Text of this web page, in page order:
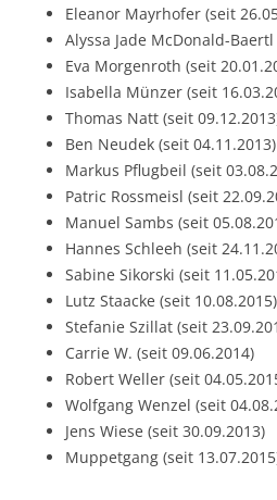
Eleanor Mayrhofer (seit
Alyssa Jade McDonald-
Eva Morgenroth (seit
Isabella Münzer (seit
Thomas Natt (seit
Ben Neudek (seit 04.11.2013)
Markus Pflugbeil (seit
Patric Rossmeisl (seit
Manuel Sambs (seit
Hannes Schleeh (seit
Sabine Sikorski (seit
Lutz Staacke (seit 10.08.2015)
Stefanie Szillat (seit
Carrie W. (seit 09.06.2014)
Robert Weller (seit
Wolfgang Wenzel (seit
Jens Wiese (seit 30.09.2013)
Muppetgang (seit